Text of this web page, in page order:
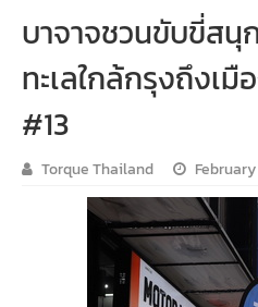
บาจาจชวนขับขี่สนุ
ทะเลใกล้กรุงถึงเ
#13
Torque Thailand February